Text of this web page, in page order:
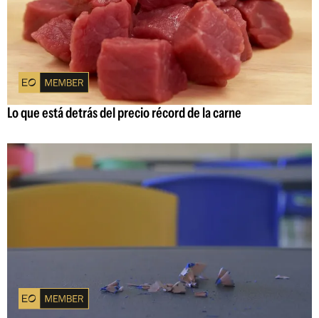
Lo que está detrás del precio récord de la carne